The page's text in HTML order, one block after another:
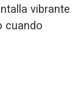
vibrante
cuando